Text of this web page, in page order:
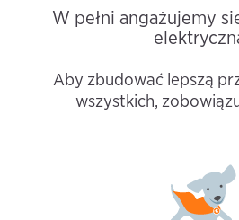
W pełni angażujemy
Aby zbudować lepszą
wszystkich,